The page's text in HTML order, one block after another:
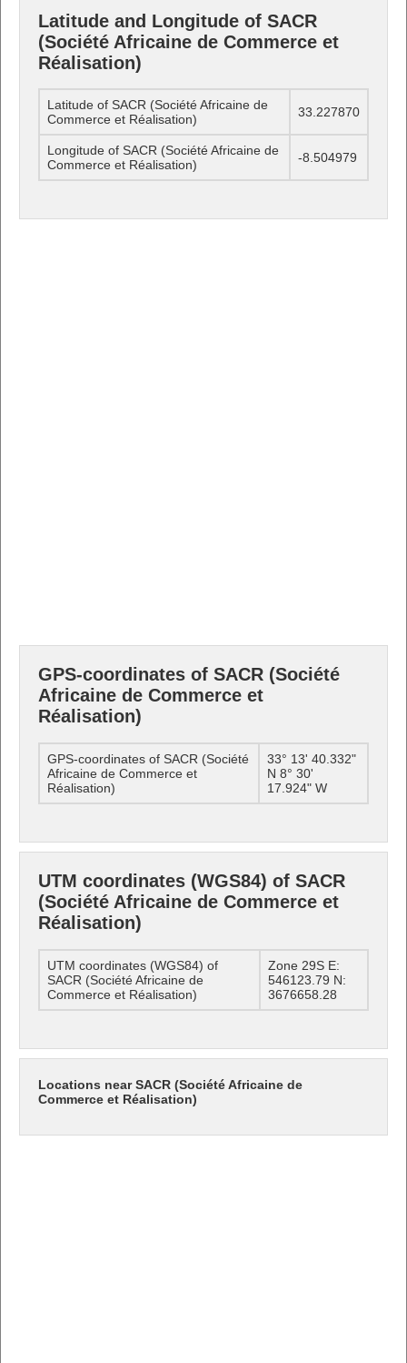
Latitude and Longitude of SACR
(Société Africaine de Commerce et
Réalisation)
Latitude of SACR (Société Africaine de
Commerce et Réalisation)
33.227870
Longitude of SACR (Société Africaine de
Commerce et Réalisation)
-8.504979
GPS-coordinates of SACR (Société
Africaine de Commerce et
Réalisation)
GPS-coordinates of SACR (Société
Africaine de Commerce et
Réalisation)
33° 13' 40.332"
N 8° 30'
17.924" W
UTM coordinates (WGS84) of SACR
(Société Africaine de Commerce et
Réalisation)
UTM coordinates (WGS84) of
SACR (Société Africaine de
Commerce et Réalisation)
Zone 29S E:
546123.79 N:
3676658.28
Locations near SACR (Société Africaine de
Commerce et Réalisation)